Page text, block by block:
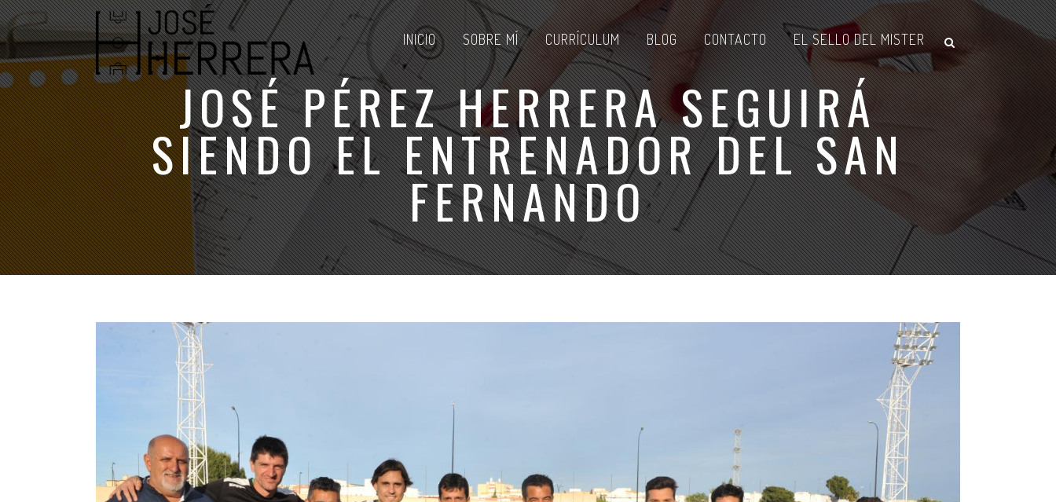
INICIO SOBRE MÍ CURRÍCULUM BLOG CONTACTO EL SELLO DEL MISTER
JOSÉ PÉREZ HERRERA SEGUIRÁ
SIENDO EL ENTRENADOR DEL SAN
FERNANDO